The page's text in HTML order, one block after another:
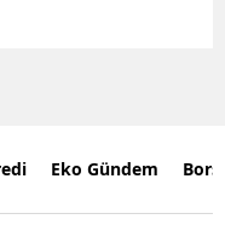
Eko Gündem